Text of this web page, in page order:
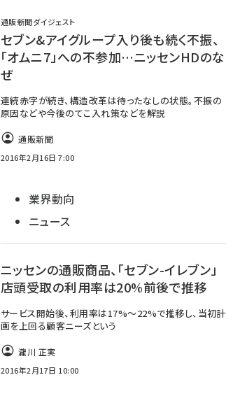
通販新聞ダイジェスト
セブン&アイグループ入り後も続く不振、
「オムニ7」への不参加…ニッセンHDのな
ぜ
連続赤字が続き、構造改革は待ったなしの状態。不振の
原因などや今後のてこ入れ策などを解説
通販新聞
2016年2月16日 7:00
業界動向
ニュース
ニッセンの通販商品、「セブン-イレブン」
店頭受取の利用率は20%前後で推移
サービス開始後、利用率は17%～22%で推移し、当初計
画を上回る顧客ニーズという
瀧川 正実
2016年2月17日 10:00